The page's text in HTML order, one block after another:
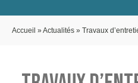
Accueil »Actualités » Travaux